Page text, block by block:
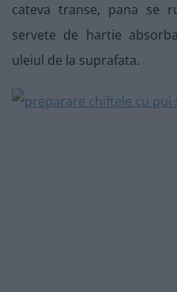
cateva transe, pana se
servete de hartie
uleiul de la suprafata.